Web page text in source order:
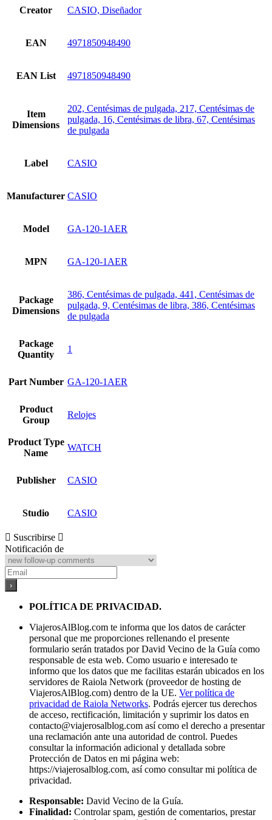
Creator CASIO, Diseñador
EAN 4971850948490
EAN List 4971850948490
Item
Dimensions
202, Centésimas de pulgada, 217, Centésimas de
pulgada, 16, Centésimas de libra, 67, Centésimas
de pulgada
Label CASIO
Manufacturer CASIO
Model GA-120-1AER
MPN GA-120-1AER
Package
Dimensions
386, Centésimas de pulgada, 441, Centésimas de
pulgada, 9, Centésimas de libra, 386, Centésimas
de pulgada
Package
Quantity
1
Part Number GA-120-1AER
Product
Group
Relojes
Product Type
Name
WATCH
Publisher CASIO
Studio CASIO
Suscribirse
Notificación de
POLÍTICA DE PRIVACIDAD.
ViajerosAlBlog.com te informa que los datos de carácter
personal que me proporciones rellenando el presente
formulario serán tratados por David Vecino de la Guía como
responsable de esta web. Como usuario e interesado te
informo que los datos que me facilitas estarán ubicados en los
servidores de Raiola Network (proveedor de hosting de
ViajerosAlBlog.com) dentro de la UE. Ver política de
privacidad de Raiola Networks. Podrás ejercer tus derechos
de acceso, rectificación, limitación y suprimir los datos en
contacto@viajerosalblog.com así como el derecho a presentar
una reclamación ante una autoridad de control. Puedes
consultar la información adicional y detallada sobre
Protección de Datos en mi página web:
https://viajerosalblog.com, así como consultar mi política de
privacidad.
Responsable: David Vecino de la Guía.
Finalidad: Controlar spam, gestión de comentarios, prestar